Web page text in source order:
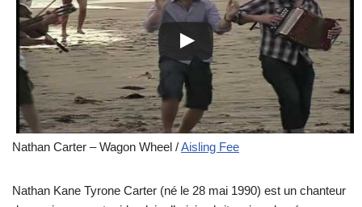
Nathan Carter – Wagon Wheel /Aisling Fee
Nathan Kane Tyrone Carter (né le 28 mai 1990) est un chanteur